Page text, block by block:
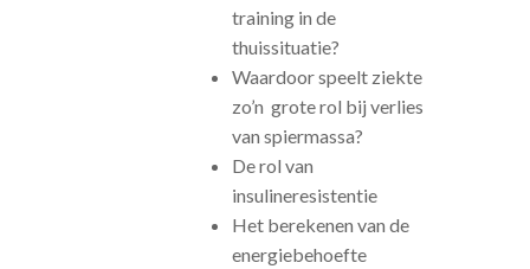
training in de
thuissituatie?
Waardoor speelt ziekte
zo’n grote rol bij verlies
van spiermassa?
De rol van
insulineresistentie
Het berekenen van de
energiebehoefte